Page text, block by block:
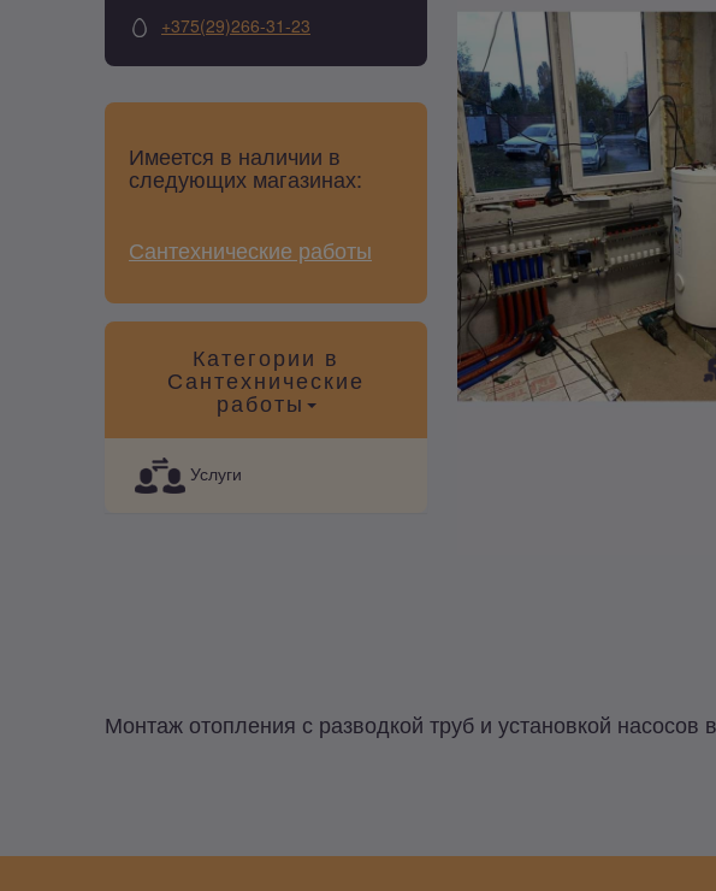
+375(29)266-31-23
Имеется в наличии в
следующих магазинах:
Сантехнические работы
Категории в
Сантехнические
работы
Услуги
Монтаж отопления с разводкой труб и установкой